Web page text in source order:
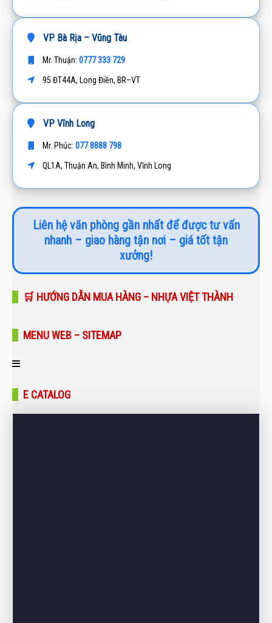
VP Bà Rịa – Vũng Tàu
Mr. Thuận: 0777 333 729
95 ĐT44A, Long Điền, BR–VT
VP Vĩnh Long
Mr. Phúc: 077 8888 798
QL1A, Thuận An, Bình Minh, Vĩnh Long
Liên hệ văn phòng gần nhất để được tư vấn
nhanh – giao hàng tận nơi – giá tốt tận
xưởng!
🛒 HƯỚNG DẪN MUA HÀNG – NHỰA VIỆT THÀNH
MENU WEB – SITEMAP
Trang chủ
E CATALOG